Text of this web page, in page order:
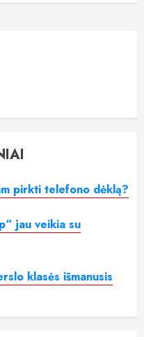
pirkti telefono dėklą?
jau veikia su
klasės išmanusis